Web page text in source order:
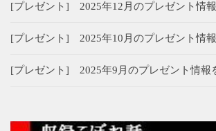
[プレゼント] 2025年12月のプレゼント情報
[プレゼント] 2025年10月のプレゼント情報
[プレゼント] 2025年9月のプレゼント情報